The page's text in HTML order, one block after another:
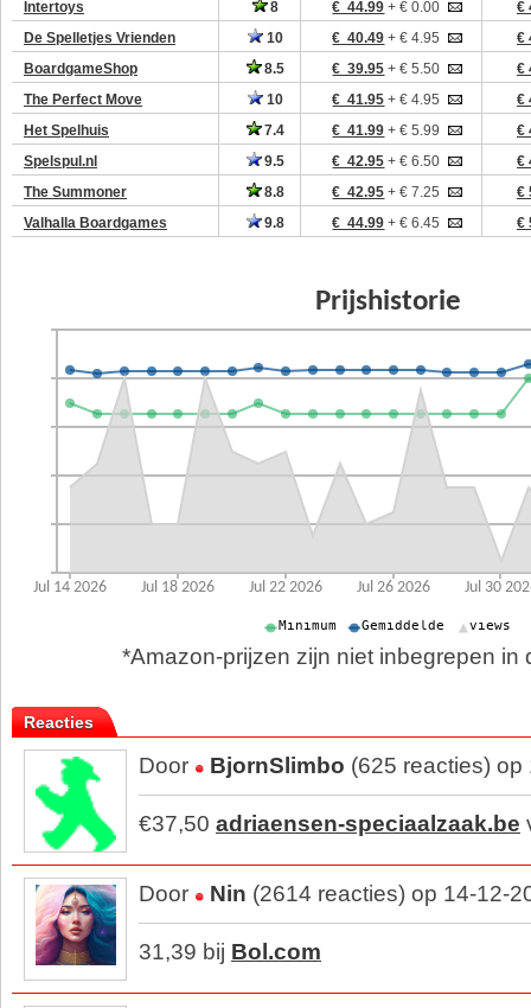
Intertoys
8 € 44.99 + € 0.00
€
De Spelletjes Vrienden
10 € 40.49 + € 4.95
€
BoardgameShop
8.5 € 39.95 + € 5.50
€
The Perfect Move
10 € 41.95 + € 4.95
€
Het Spelhuis
7.4 € 41.99 + € 5.99
€
Spelspul.nl
9.5 € 42.95 + € 6.50
€
The Summoner
8.8 € 42.95 + € 7.25
€
Valhalla Boardgames
9.8 € 44.99 + € 6.45 €
*Amazon-prijzen zijn niet inbegrepen in
Reacties
Door BjornSlimbo (625 reacties)
€37,50 adriaensen-speciaalzaak.be
Door Nin (2614 reacties) op 14-12-
31,39 bij Bol.com